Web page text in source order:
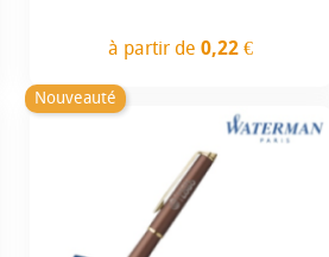
à partir de0,22 €
Nouveauté